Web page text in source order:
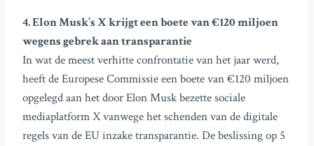
4. Elon Musk’s X krijgt een boete van €120 miljoen
wegens gebrek aan transparantie
In wat de meest verhitte confrontatie van het jaar werd,
heeft de Europese Commissie een boete van €120 miljoen
opgelegd aan het door Elon Musk bezette sociale
mediaplatform X vanwege het schenden van de digitale
regels van de EU inzake transparantie. De beslissing op 5